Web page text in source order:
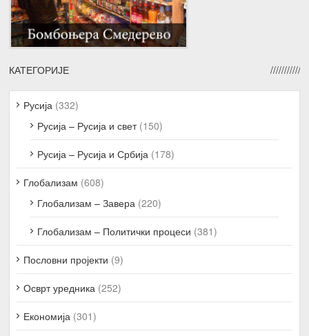
КАТЕГОРИЈЕ
Русија (332)
Русија – Русија и свет(150)
Русија – Русија и Србија (178)
Глобализам (608)
Глобализам – Завера (220)
Глобализам – Политички процеси (381)
Пословни пројекти (9)
Осврт уредника (252)
Економија (301)